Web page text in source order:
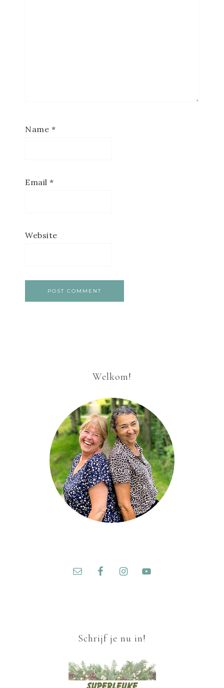
Name *
Email *
Website
Welkom!
Schrijf je nu in!